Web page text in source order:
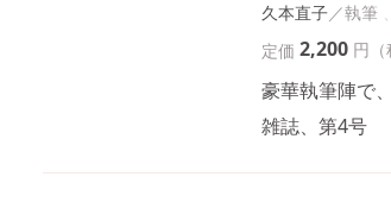
久本直子
定価 2,200 円（
豪華執筆陣で
雑誌、第4号